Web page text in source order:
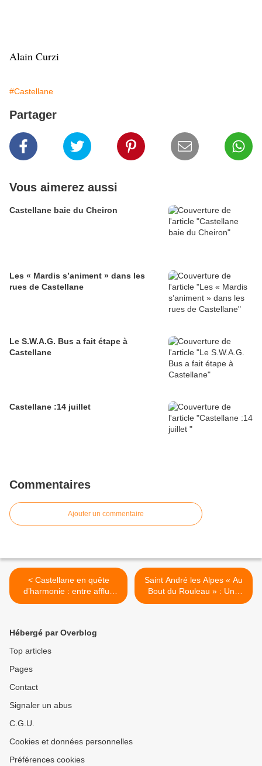
Alain Curzi
#Castellane
Partager
Vous aimerez aussi
Castellane baie du Cheiron
Les « Mardis s’animent » dans les
rues de Castellane
Le S.W.A.G. Bus a fait étape à
Castellane
Castellane :14 juillet
Commentaires
Ajouter un commentaire
< Castellane en quête
d’harmonie : entre afflux
estival et cohabitation
Saint André les Alpes « Au
Bout du Rouleau » : Une
comédie rafraîchissante >
Hébergé par Overblog
Top articles
Pages
Contact
Signaler un abus
C.G.U.
Cookies et données personnelles
Préférences cookies